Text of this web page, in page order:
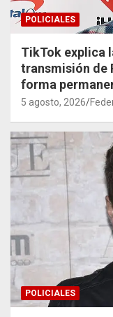
POLICIALES
TikTok explica
transmisión de
forma
5 agosto, 2026
POLICIALES